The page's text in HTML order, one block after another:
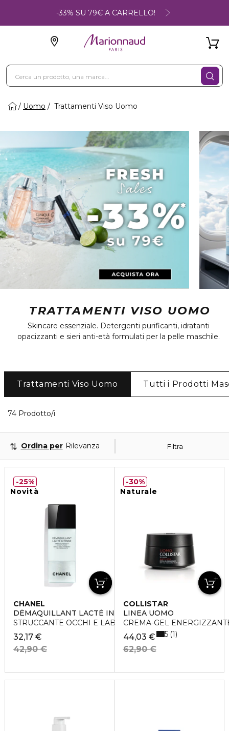
-33% SU 79€ A CARRELLO!
Uomo Trattamenti Viso Uomo
TRATTAMENTI VISO UOMO
Skincare essenziale. Detergenti purificanti, idratanti
opacizzanti e sieri anti-età formulati per la pelle maschile.
Trattamenti Viso Uomo Tutti i Prodotti
74 Prodotto/i
Filtra
Ordina per Rilevanza
Novità
CHANEL
DÉMAQUILLANT LACTÉ INTENSE
STRUCCANTE OCCHI E LABBRA DELICATO
32,17 €
42,90 €
25%
Naturale
COLLISTAR
LINEA UOMO
CREMA-GEL
44,03 €
62,90 €
5 1
30%